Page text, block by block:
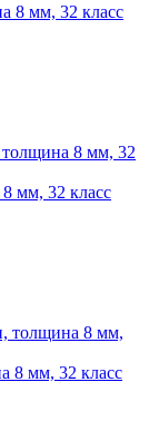
8 мм, 32 класс
мм, 32 класс
8 мм, 32 класс